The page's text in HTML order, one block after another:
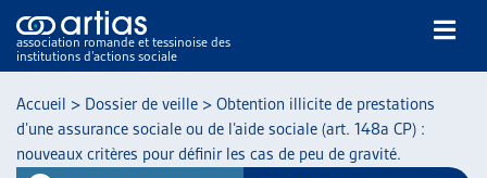
association romande et tessinoise des
institutions d’actions sociale
Accueil > Dossier de veille > Obtention illicite de prestations
d’une assurance sociale ou de l’aide sociale (art. 148a CP) :
nouveaux critères pour définir les cas de peu de gravité.